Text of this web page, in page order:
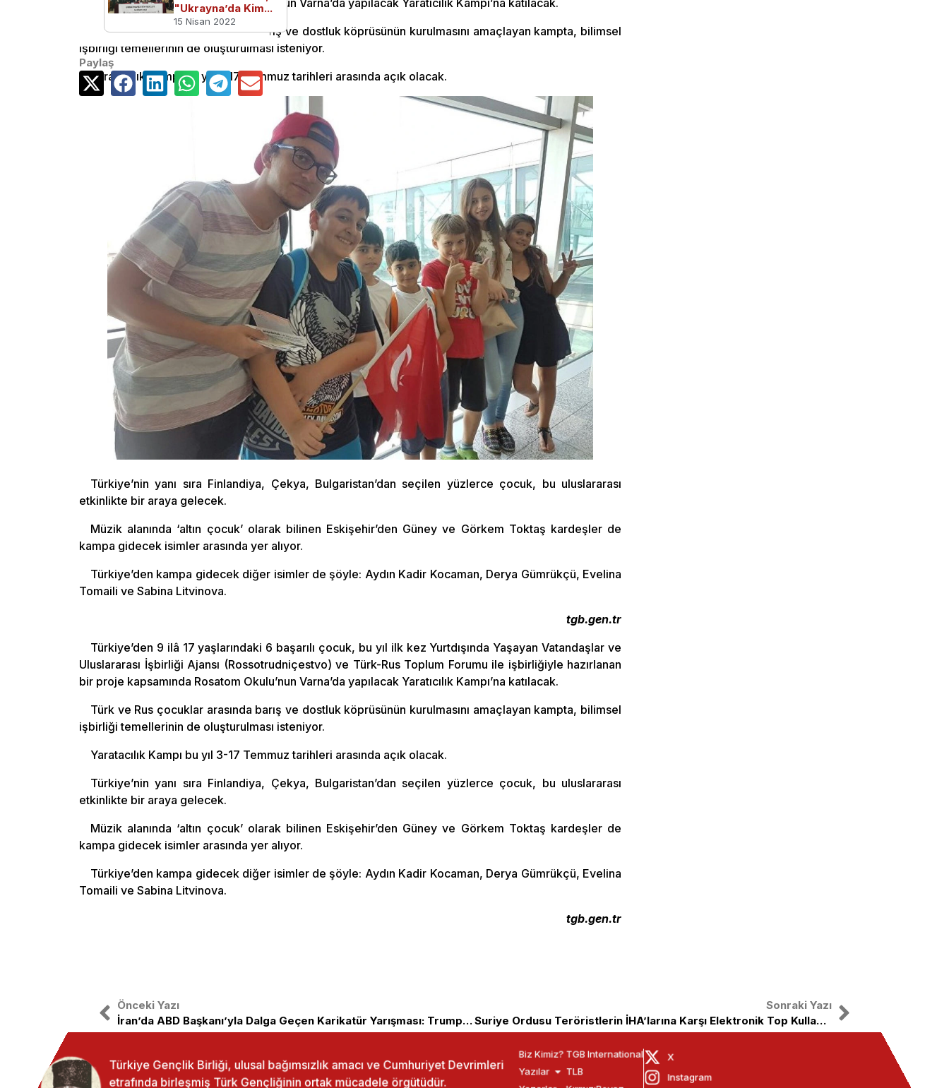
bir proje kapsamında Rosatom Okulu’nun Varna’da yapılacak Yaratıcılık Kampı’na katılacak.
Türk ve Rus çocuklar arasında barış ve dostluk köprüsünün kurulmasını amaçlayan kampta, bilimsel
işbirliği temellerinin de oluşturulması isteniyor.
Yaratacılık Kampı bu yıl 3-17 Temmuz tarihleri arasında açık olacak.
Türkiye’nin yanı sıra Finlandiya, Çekya, Bulgaristan’dan seçilen yüzlerce çocuk, bu uluslararası
etkinlikte bir araya gelecek.
Müzik alanında ‘altın çocuk’ olarak bilinen Eskişehir’den Güney ve Görkem Toktaş kardeşler de
kampa gidecek isimler arasında yer alıyor.
Türkiye’den kampa gidecek diğer isimler de şöyle: Aydın Kadir Kocaman, Derya Gümrükçü, Evelina
Tomaili ve Sabina Litvinova.
tgb.gen.tr
Türkiye’den 9 ilâ 17 yaşlarındaki 6 başarılı çocuk, bu yıl ilk kez Yurtdışında Yaşayan Vatandaşlar ve
Uluslararası İşbirliği Ajansı (Rossotrudniçestvo) ve Türk-Rus Toplum Forumu ile işbirliğiyle hazırlanan
bir proje kapsamında Rosatom Okulu’nun Varna’da yapılacak Yaratıcılık Kampı’na katılacak.
Türk ve Rus çocuklar arasında barış ve dostluk köprüsünün kurulmasını amaçlayan kampta, bilimsel
işbirliği temellerinin de oluşturulması isteniyor.
Yaratacılık Kampı bu yıl 3-17 Temmuz tarihleri arasında açık olacak.
Türkiye’nin yanı sıra Finlandiya, Çekya, Bulgaristan’dan seçilen yüzlerce çocuk, bu uluslararası
etkinlikte bir araya gelecek.
Müzik alanında ‘altın çocuk’ olarak bilinen Eskişehir’den Güney ve Görkem Toktaş kardeşler de
kampa gidecek isimler arasında yer alıyor.
Türkiye’den kampa gidecek diğer isimler de şöyle: Aydın Kadir Kocaman, Derya Gümrükçü, Evelina
Tomaili ve Sabina Litvinova.
tgb.gen.tr
"Ukrayna’da Kim...
15 Nisan 2022
Paylaş
Önceki Yazı
İran’da ABD Başkanı’yla Dalga Geçen Karikatür Yarışması: Trumpizm
Sonraki Yazı
Suriye Ordusu Teröristlerin İHA’larına Karşı Elektronik Top Kullanacak
Türkiye Gençlik Birliği, ulusal bağımsızlık amacı ve Cumhuriyet Devrimleri
etrafında birleşmiş Türk Gençliğinin ortak mücadele örgütüdür.
Biz Kimiz?
Yazılar
TGB International
TLB
X
Instagram